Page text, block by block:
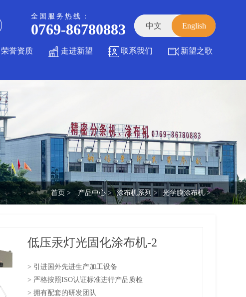
English
中文
全国服务热线：
0769-86780883
新望之歌
联系我们
走进新望
荣誉资质
首页 > 产品中心 > 涂布机系列 > 光学膜涂布机 >
低压汞灯光固化涂布机-2
> 引进国外先进生产加工设备
> 严格按照ISO认证标准进行产品质检
> 拥有配套的研发团队